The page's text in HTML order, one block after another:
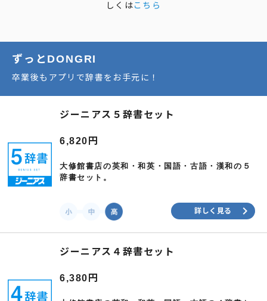
しくはこちら
ずっとDONGRI
卒業後もアプリで辞書をお手元に​！
ジーニアス５辞書セット
6,820円
大修館書店の英和・和英・国語・古語・漢和の５
辞書セット。
詳しく見る keyboard_arrow_right
ジーニアス４辞書セット
6,380円